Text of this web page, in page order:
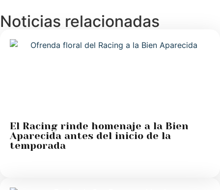
Noticias relacionadas
El Racing rinde homenaje a la Bien
Aparecida antes del inicio de la
temporada